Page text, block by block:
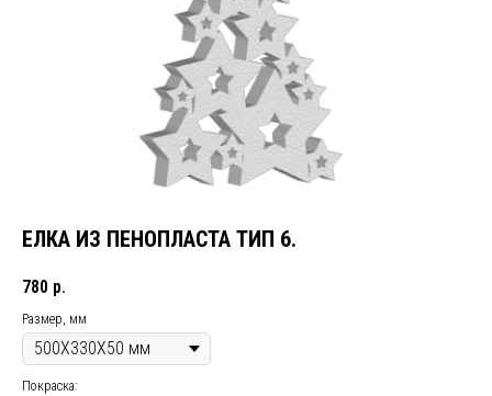
ЕЛКА ИЗ ПЕНОПЛАСТА ТИП 6.
780 р.
Размер, мм
Покраска: